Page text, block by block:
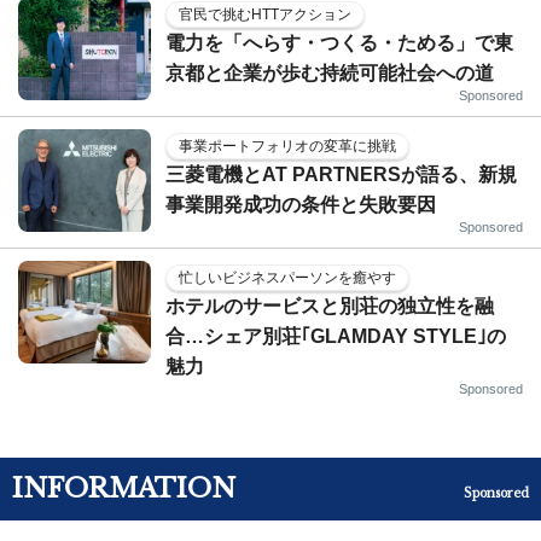
官民で挑むHTTアクション
電力を「へらす・つくる・ためる」で東
京都と企業が歩む持続可能社会への道
Sponsored
事業ポートフォリオの変革に挑戦
三菱電機とAT PARTNERSが語る、新規
事業開発成功の条件と失敗要因
Sponsored
忙しいビジネスパーソンを癒やす
ホテルのサービスと別荘の独立性を融
合…シェア別荘｢GLAMDAY STYLE｣の
魅力
Sponsored
INFORMATION Sponsored